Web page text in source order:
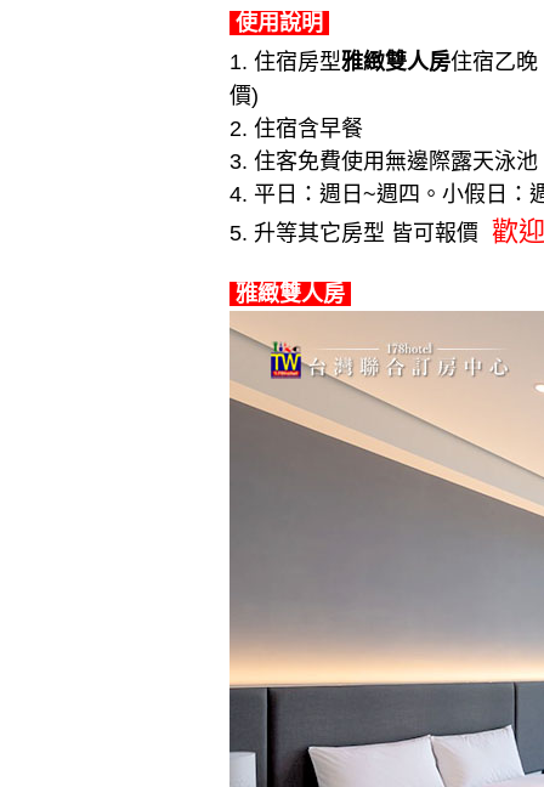
使用說明
1. 住宿房型雅緻雙人房住宿乙
價)
2. 住宿含早餐
3. 住客免費使用無邊際露天泳
4. 平日：週日~週四。小假日：
5. 升等其它房型 皆可報價 歡
雅緻雙人房